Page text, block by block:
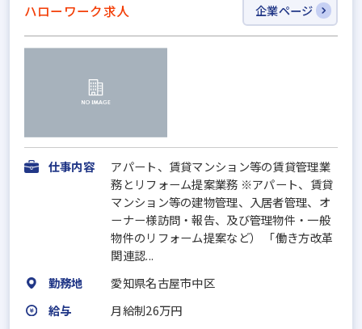
ハローワーク求人 企業ページ
仕事内容
アパート、賃貸マンション等の賃貸管理業
務とリフォーム提案業務 ※アパート、賃貸
マンション等の建物管理、入居者管理、オ
ーナー様訪問・報告、及び管理物件・一般
物件のリフォーム提案など） 「働き方改革
関連認...
勤務地
愛知県名古屋市中区
給与
月給制26万円